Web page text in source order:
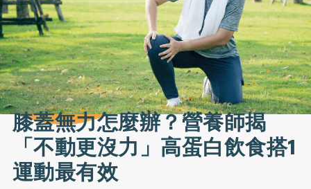
膝蓋無力怎麼辦？營養師揭
「不動更沒力」高蛋白飲食搭1
運動最有效